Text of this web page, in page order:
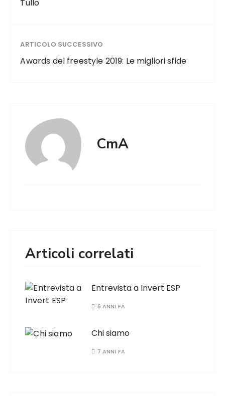
Tullo
ARTICOLO SUCCESSIVO
Awards del freestyle 2019: Le migliori sfide
CmA
Articoli correlati
Entrevista a Invert ESP
6 ANNI FA
Chi siamo
7 ANNI FA